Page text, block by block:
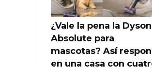
¿Vale la pena la
Absolute para
mascotas? Así
en una casa con